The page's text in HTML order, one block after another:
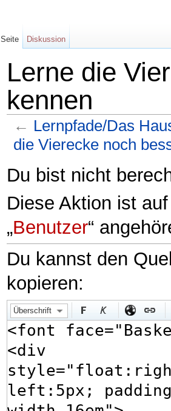
Lerne die
kennen
← Lernpfade/Das
die Vierecke noch
Du bist nicht
Diese Aktion ist
„Benutzer“
Du kannst den
kopieren:
Überschrift
Seite Diskussion